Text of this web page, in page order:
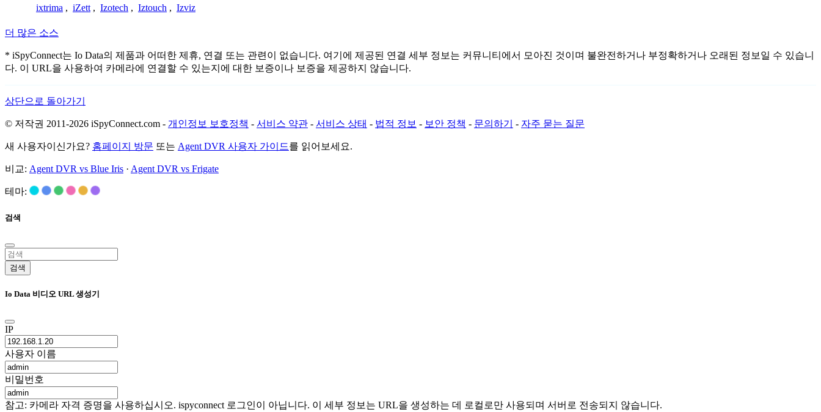
ixtrima , iZett , Izotech , Iztouch , Izviz
더 많은 소스
* iSpyConnect는 Io Data의 제품과 어떠한 제휴, 연결 또는 관련이 없습니다. 여기에 제공된 연결 세부 정보는 커뮤니티에서 모아진 것이며 불완전하거나 부정확하거나 오래된 정보일 수 있습니
다. 이 URL을 사용하여 카메라에 연결할 수 있는지에 대한 보증이나 보증을 제공하지 않습니다.
상단으로 돌아가기
© 저작권 2011-2026 iSpyConnect.com - 개인정보 보호정책 - 서비스 약관 - 서비스 상태 - 법적 정보 - 보안 정책 - 문의하기 - 자주 묻는 질문
새 사용자이신가요? 홈페이지 방문 또는 Agent DVR 사용자 가이드를 읽어보세요.
비교: Agent DVR vs Blue Iris · Agent DVR vs Frigate
테마:
검색
검색
Io Data 비디오 URL 생성기
IP
사용자 이름
비밀번호
참고: 카메라 자격 증명을 사용하십시오. ispyconnect 로그인이 아닙니다. 이 세부 정보는 URL을 생성하는 데 로컬로만 사용되며 서버로 전송되지 않습니다.